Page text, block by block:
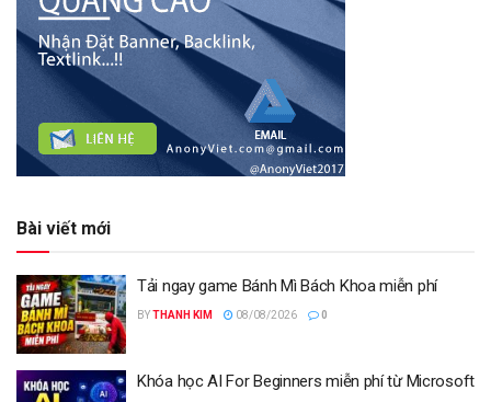
Bài viết mới
Tải ngay game Bánh Mì Bách Khoa miễn phí
BYTHANH KIM 08/08/2026 0
Khóa học AI For Beginners miễn phí từ Microsoft